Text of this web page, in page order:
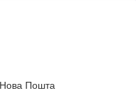
Нова Пошта